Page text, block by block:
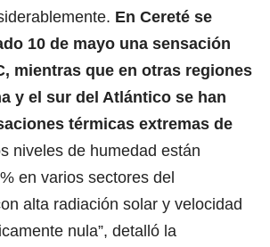
En Cereté se
10 de mayo una sensación
mientras que en otras regiones
y el sur del Atlántico se han
térmicas extremas de
niveles de humedad están
en varios sectores del
alta radiación solar y velocidad
nula”, detalló la